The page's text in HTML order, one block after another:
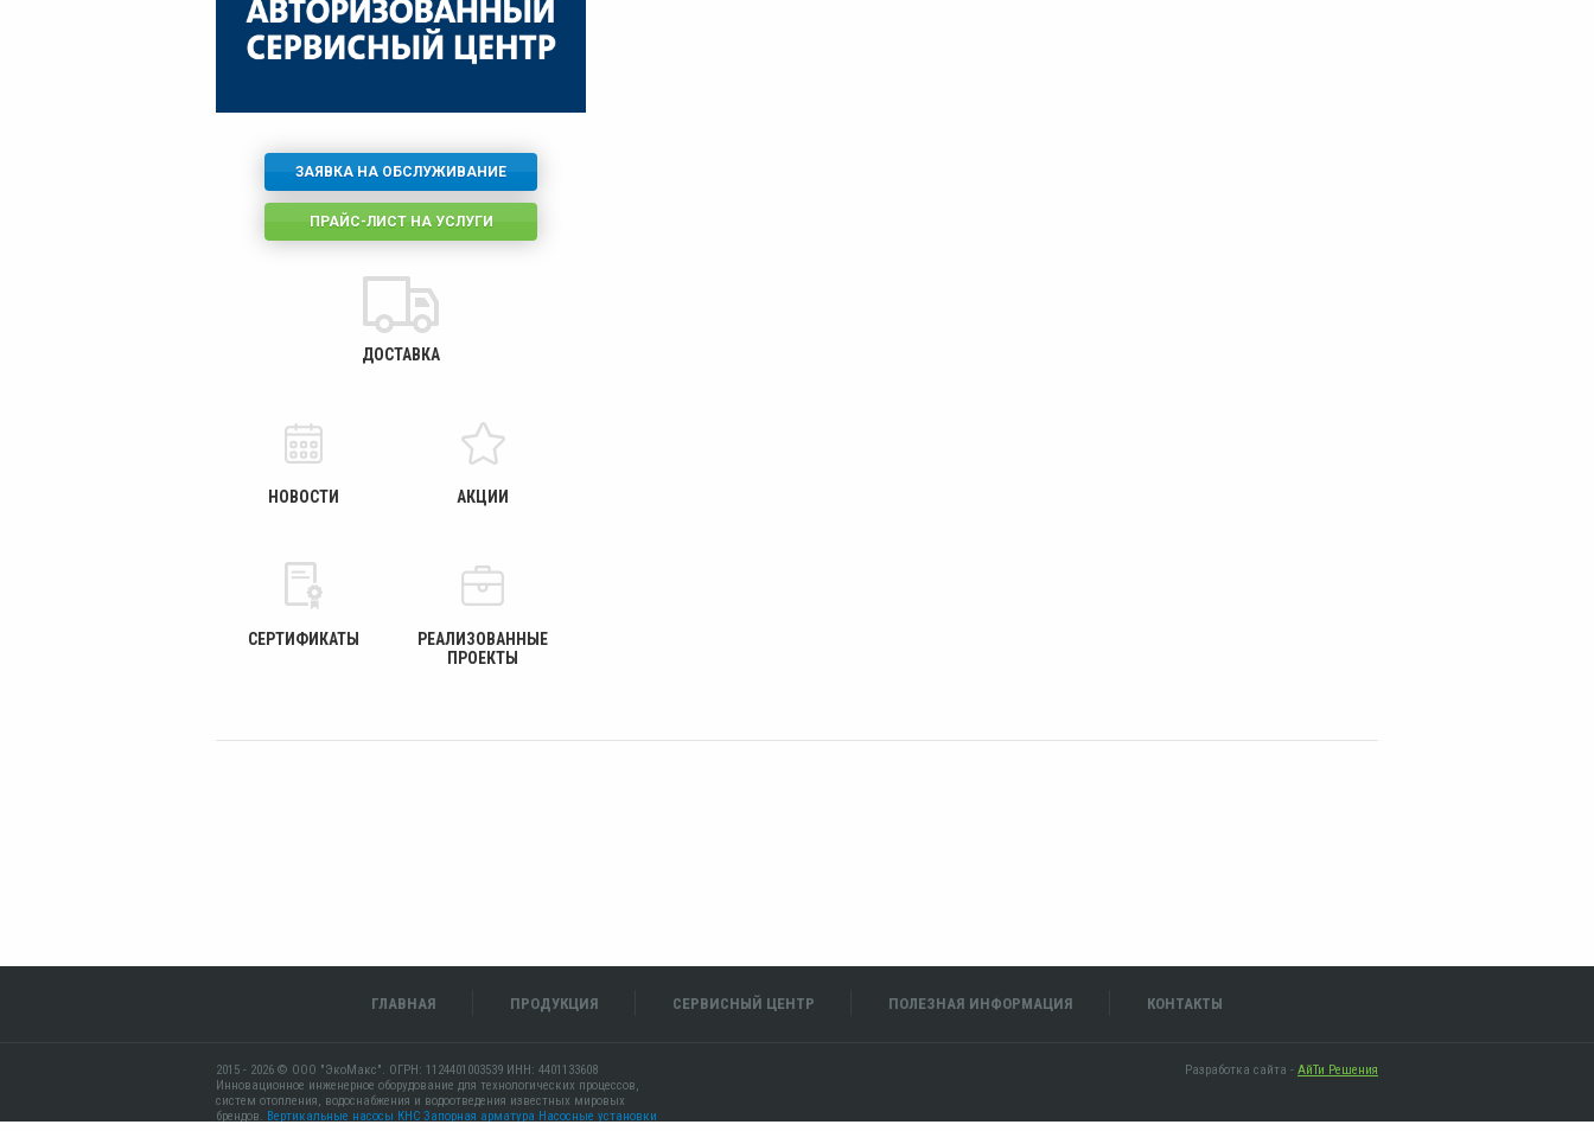
ЗАЯВКА НА ОБСЛУЖИВАНИЕ
ПРАЙС-ЛИСТ НА УСЛУГИ
ДОСТАВКА
НОВОСТИ АКЦИИ
СЕРТИФИКАТЫ
РЕАЛИЗОВАННЫЕ
ПРОЕКТЫ
ГЛАВНАЯ ПРОДУКЦИЯ СЕРВИСНЫЙ ЦЕНТР ПОЛЕЗНАЯ ИНФОРМАЦИЯ КОНТАКТЫ
2015 - 2026 © ООО "ЭкоМакс". ОГРН: 1124401003539 ИНН: 4401133608
Инновационное инженерное оборудование для технологических процессов,
систем отопления, водоснабжения и водоотведения известных мировых
брендов. Вертикальные насосы КНС Запорная арматура Насосные установки
Разработка сайта - АйТи Решения